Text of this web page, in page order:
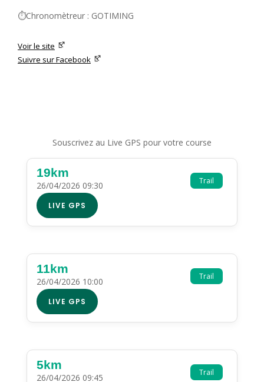
⏱️Chronomètreur : GOTIMING
Voir le site
Suivre sur Facebook
Souscrivez au Live GPS pour votre course
Trail
19km
26/04/2026 09:30
LIVE GPS
Trail
11km
26/04/2026 10:00
LIVE GPS
Trail
5km
26/04/2026 09:45